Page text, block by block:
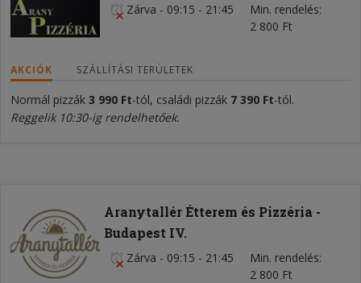
Zárva - 09:15 - 21:45
Min. rendelés
2 800 Ft
AKCIÓK SZÁLLÍTÁSI TERÜLETEK
Normál pizzák 3 990 Ft-tól, családi pizzák 7 390 Ft-tól.
Reggelik 10:30-ig rendelhetőek.
Aranytallér Étterem és Pizzéria -
Budapest IV.
Zárva - 09:15 - 21:45
Min. rendelés
2 800 Ft